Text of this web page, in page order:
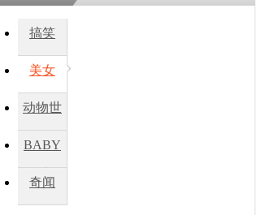
搞笑
美女
动物世
BABY
秀
奇闻